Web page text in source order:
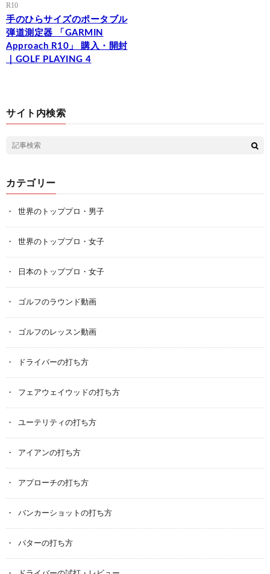
R10
手のひらサイズのポータブル
弾道測定器 「GARMIN
Approach R10」 購入・開封
｜GOLF PLAYING 4
サイト内検索
カテゴリー
世界のトッププロ・男子
世界のトッププロ・女子
日本のトッププロ・女子
ゴルフのラウンド動画
ゴルフのレッスン動画
ドライバーの打ち方
フェアウェイウッドの打ち方
ユーテリティの打ち方
アイアンの打ち方
アプローチの打ち方
バンカーショットの打ち方
パターの打ち方